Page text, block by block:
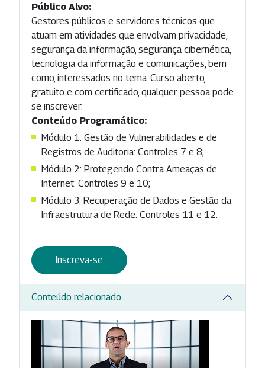
Público Alvo:
Gestores públicos e servidores técnicos que
atuam em atividades que envolvam privacidade,
segurança da informação, segurança cibernética,
tecnologia da informação e comunicações, bem
como, interessados no tema. Curso aberto,
gratuito e com certificado, qualquer pessoa pode
se inscrever.
Conteúdo Programático:
Módulo 1: Gestão de Vulnerabilidades e de
Registros de Auditoria: Controles 7 e 8;
Módulo 2: Protegendo Contra Ameaças de
Internet: Controles 9 e 10;
Módulo 3: Recuperação de Dados e Gestão da
Infraestrutura de Rede: Controles 11 e 12.
Inscreva-se
Conteúdo relacionado